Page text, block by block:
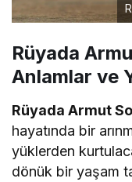
Rüyada
Anlamlar ve
Rüyada Armut
hayatında bir
yüklerden
dönük bir yaşam